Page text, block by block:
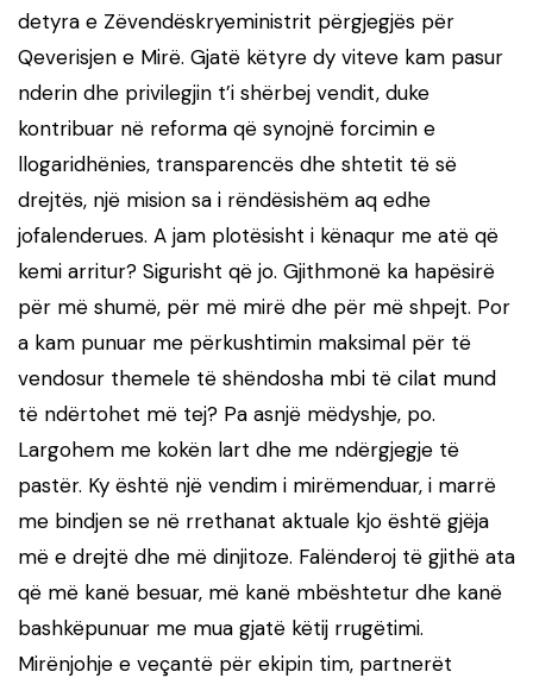
detyra e Zëvendëskryeministrit përgjegjës për
Qeverisjen e Mirë. Gjatë këtyre dy viteve kam pasur
nderin dhe privilegjin t’i shërbej vendit, duke
kontribuar në reforma që synojnë forcimin e
llogaridhënies, transparencës dhe shtetit të së
drejtës, një mision sa i rëndësishëm aq edhe
jofalenderues. A jam plotësisht i kënaqur me atë që
kemi arritur? Sigurisht që jo. Gjithmonë ka hapësirë
për më shumë, për më mirë dhe për më shpejt. Por
a kam punuar me përkushtimin maksimal për të
vendosur themele të shëndosha mbi të cilat mund
të ndërtohet më tej? Pa asnjë mëdyshje, po.
Largohem me kokën lart dhe me ndërgjegje të
pastër. Ky është një vendim i mirëmenduar, i marrë
me bindjen se në rrethanat aktuale kjo është gjëja
më e drejtë dhe më dinjitoze. Falënderoj të gjithë ata
që më kanë besuar, më kanë mbështetur dhe kanë
bashkëpunuar me mua gjatë këtij rrugëtimi.
Mirënjohje e veçantë për ekipin tim, partnerët